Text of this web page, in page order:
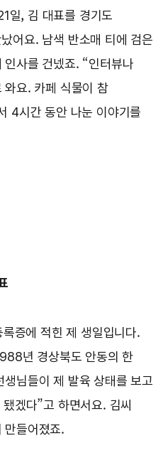
일, 김 대표를 경기도
어요. 남색 반소매 티에 검은
사를 건넸죠. “인터뷰나
와요. 카페 식물이 참
4시간 동안 나눈 이야기를
증에 적힌 제 생일입니다.
년 경상북도 안동의 한
님들이 제 발육 상태를 보고
겠다”고 하면서요. 김씨
만들어졌죠.